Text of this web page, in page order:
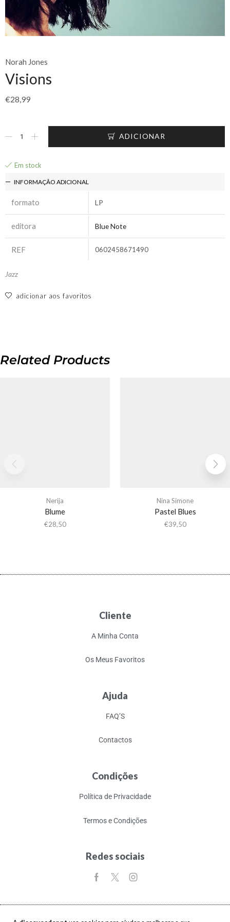
Norah Jones
Visions
€28,99
ADICIONAR
Em stock
INFORMAÇÃO ADICIONAL
formato LP
editora Blue Note
REF 0602458671490
Jazz
adicionar aos favoritos
Related Products
Nerija
Blume
€28,50
Nina Simone
Pastel Blues
€39,50
Cliente
A Minha Conta
Os Meus Favoritos
Ajuda
FAQ’S
Contactos
Condições
Política de Privacidade
Termos e Condições
Redes sociais